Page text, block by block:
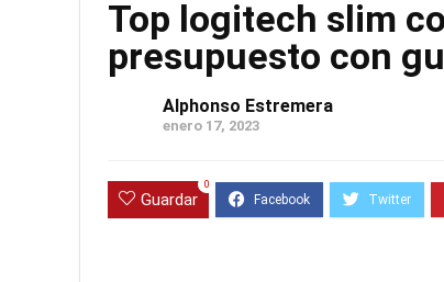
Top logitech slim
presupuesto con
Alphonso Estremera
enero 17, 2023
Guardar
0